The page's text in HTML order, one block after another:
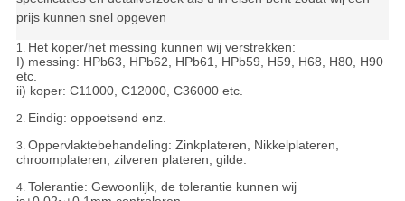
prijs kunnen snel opgeven
1. Het koper/het messing kunnen wij verstrekken:
I) messing: HPb63, HPb62, HPb61, HPb59, H59, H68, H80, H90
etc.
ii) koper: C11000, C12000, C36000 etc.
2. Eindig: oppoetsend enz.
3. Oppervlaktebehandeling: Zinkplateren, Nikkelplateren,
chroomplateren, zilveren plateren, gilde.
4. Tolerantie: Gewoonlijk, de tolerantie kunnen wij